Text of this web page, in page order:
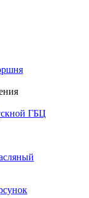
ГБЦ